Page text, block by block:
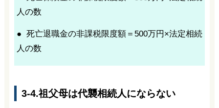
人の数
● 死亡退職金の非課税限度額＝500万円×法定相続
人の数
3-4.祖父母は代襲相続人にならない